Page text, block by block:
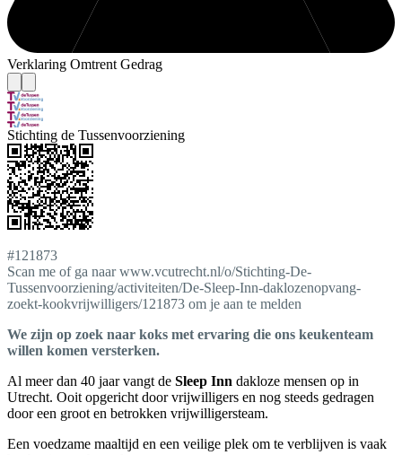
Verklaring Omtrent Gedrag
Stichting de Tussenvoorziening
#121873
Scan me of ga naar www.vcutrecht.nl/o/Stichting-De-
Tussenvoorziening/activiteiten/De-Sleep-Inn-daklozenopvang-
zoekt-kookvrijwilligers/121873 om je aan te melden
We zijn op zoek naar koks met ervaring die ons keukenteam
willen komen versterken.
Al meer dan 40 jaar vangt de Sleep Inn dakloze mensen op in
Utrecht. Ooit opgericht door vrijwilligers en nog steeds gedragen
door een groot en betrokken vrijwilligersteam.
Een voedzame maaltijd en een veilige plek om te verblijven is vaak